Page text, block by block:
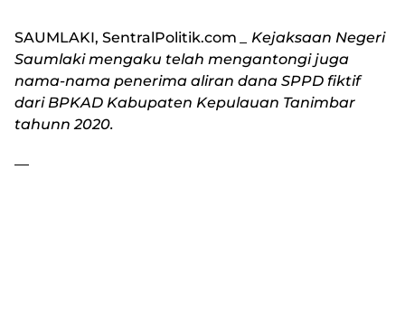
SAUMLAKI, SentralPolitik.com _ Kejaksaan Negeri
Saumlaki mengaku telah mengantongi juga
nama-nama penerima aliran dana SPPD fiktif
dari BPKAD Kabupaten Kepulauan Tanimbar
tahunn 2020.
—